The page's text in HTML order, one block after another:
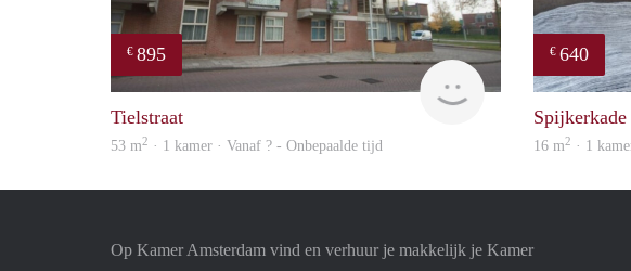
€ 895
Tielstraat
53 m2 · 1 kamer · Vanaf ? - Onbepaalde tijd
€ 640
Spijkerkade
16 m2 · 1
Op Kamer Amsterdam vind en verhuur je makkelijk je Kamer